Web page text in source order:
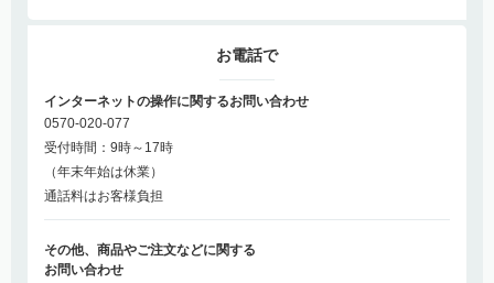
お電話で
インターネットの操作に関するお問い合わせ
0570-020-077
受付時間：9時～17時
（年末年始は休業）
通話料はお客様負担
その他、商品やご注文などに関する
お問い合わせ